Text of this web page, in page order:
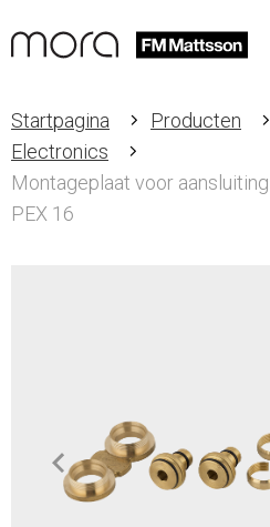
Startpagina Producten
Electronics
Montageplaat voor
PEX 16